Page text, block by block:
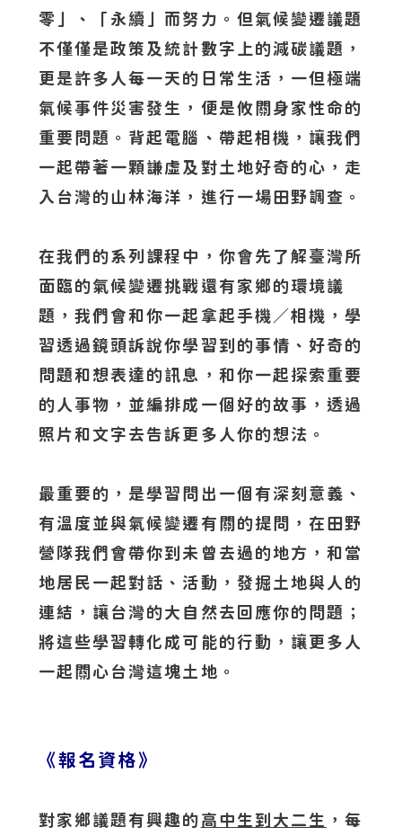
零」、「永續」而努力。但氣候變遷議題
不僅僅是政策及統計數字上的減碳議題，
更是許多人每一天的日常生活，一但極端
氣候事件災害發生，便是攸關身家性命的
重要問題。背起電腦、帶起相機，讓我們
一起帶著一顆謙虛及對土地好奇的心，走
入台灣的山林海洋，進行一場田野調查。
在我們的系列課程中，你會先了解臺灣所
面臨的氣候變遷挑戰還有家鄉的環境議
題，我們會和你一起拿起手機／相機，學
習透過鏡頭訴說你學習到的事情、好奇的
問題和想表達的訊息，和你一起探索重要
的人事物，並編排成一個好的故事，透過
照片和文字去告訴更多人你的想法。
最重要的，是學習問出一個有深刻意義、
有溫度並與氣候變遷有關的提問，在田野
營隊我們會帶你到未曾去過的地方，和當
地居民一起對話、活動，發掘土地與人的
連結，讓台灣的大自然去回應你的問題；
將這些學習轉化成可能的行動，讓更多人
一起關心台灣這塊土地。
《報名資格》
對家鄉議題有興趣的高中生到大二生 ，每